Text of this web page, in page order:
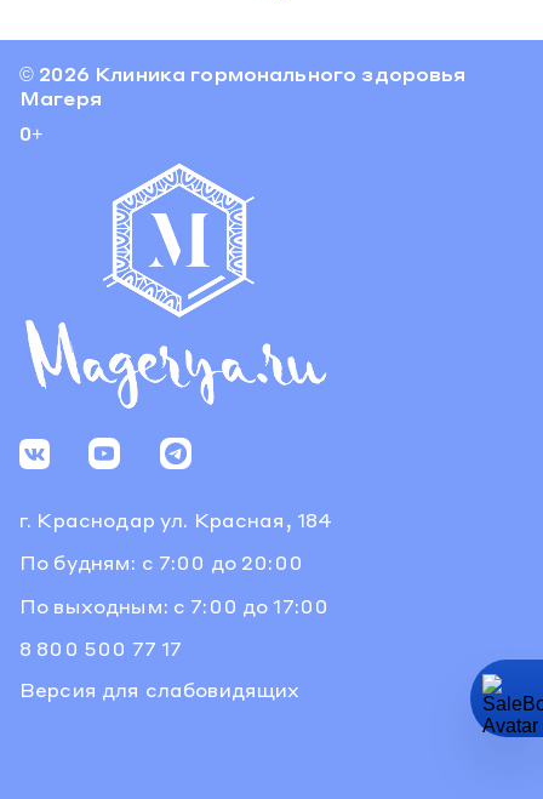
© 2026 Клиника гормонального здоровья
Магеря
0+
г. Краснодар ул. Красная, 184
По будням: с 7:00 до 20:00
По выходным: с 7:00 до 17:00
8 800 500 77 17
Версия для слабовидящих